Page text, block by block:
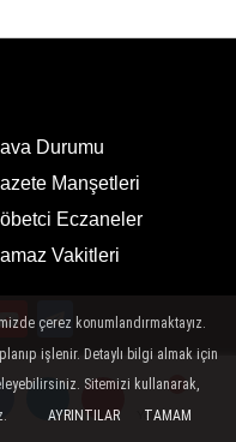
Yorumlar
Yorumlar
Durumu
Manşetleri
Eczaneler
Vakitleri
App Store
ücretsiz indirin
çerez konumlandırmaktayız.
işlenir. Detaylı bilgi almak için
Sitemizi kullanarak,
AYRINTILAR TAMAM